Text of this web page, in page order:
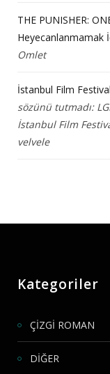
THE PUNISHER:
Heyecanlanmamak
Omlet
İstanbul Film
sözünü tutmadı:
İstanbul Film
velvele
Kategoriler
ÇİZGİ ROMAN
DİĞER